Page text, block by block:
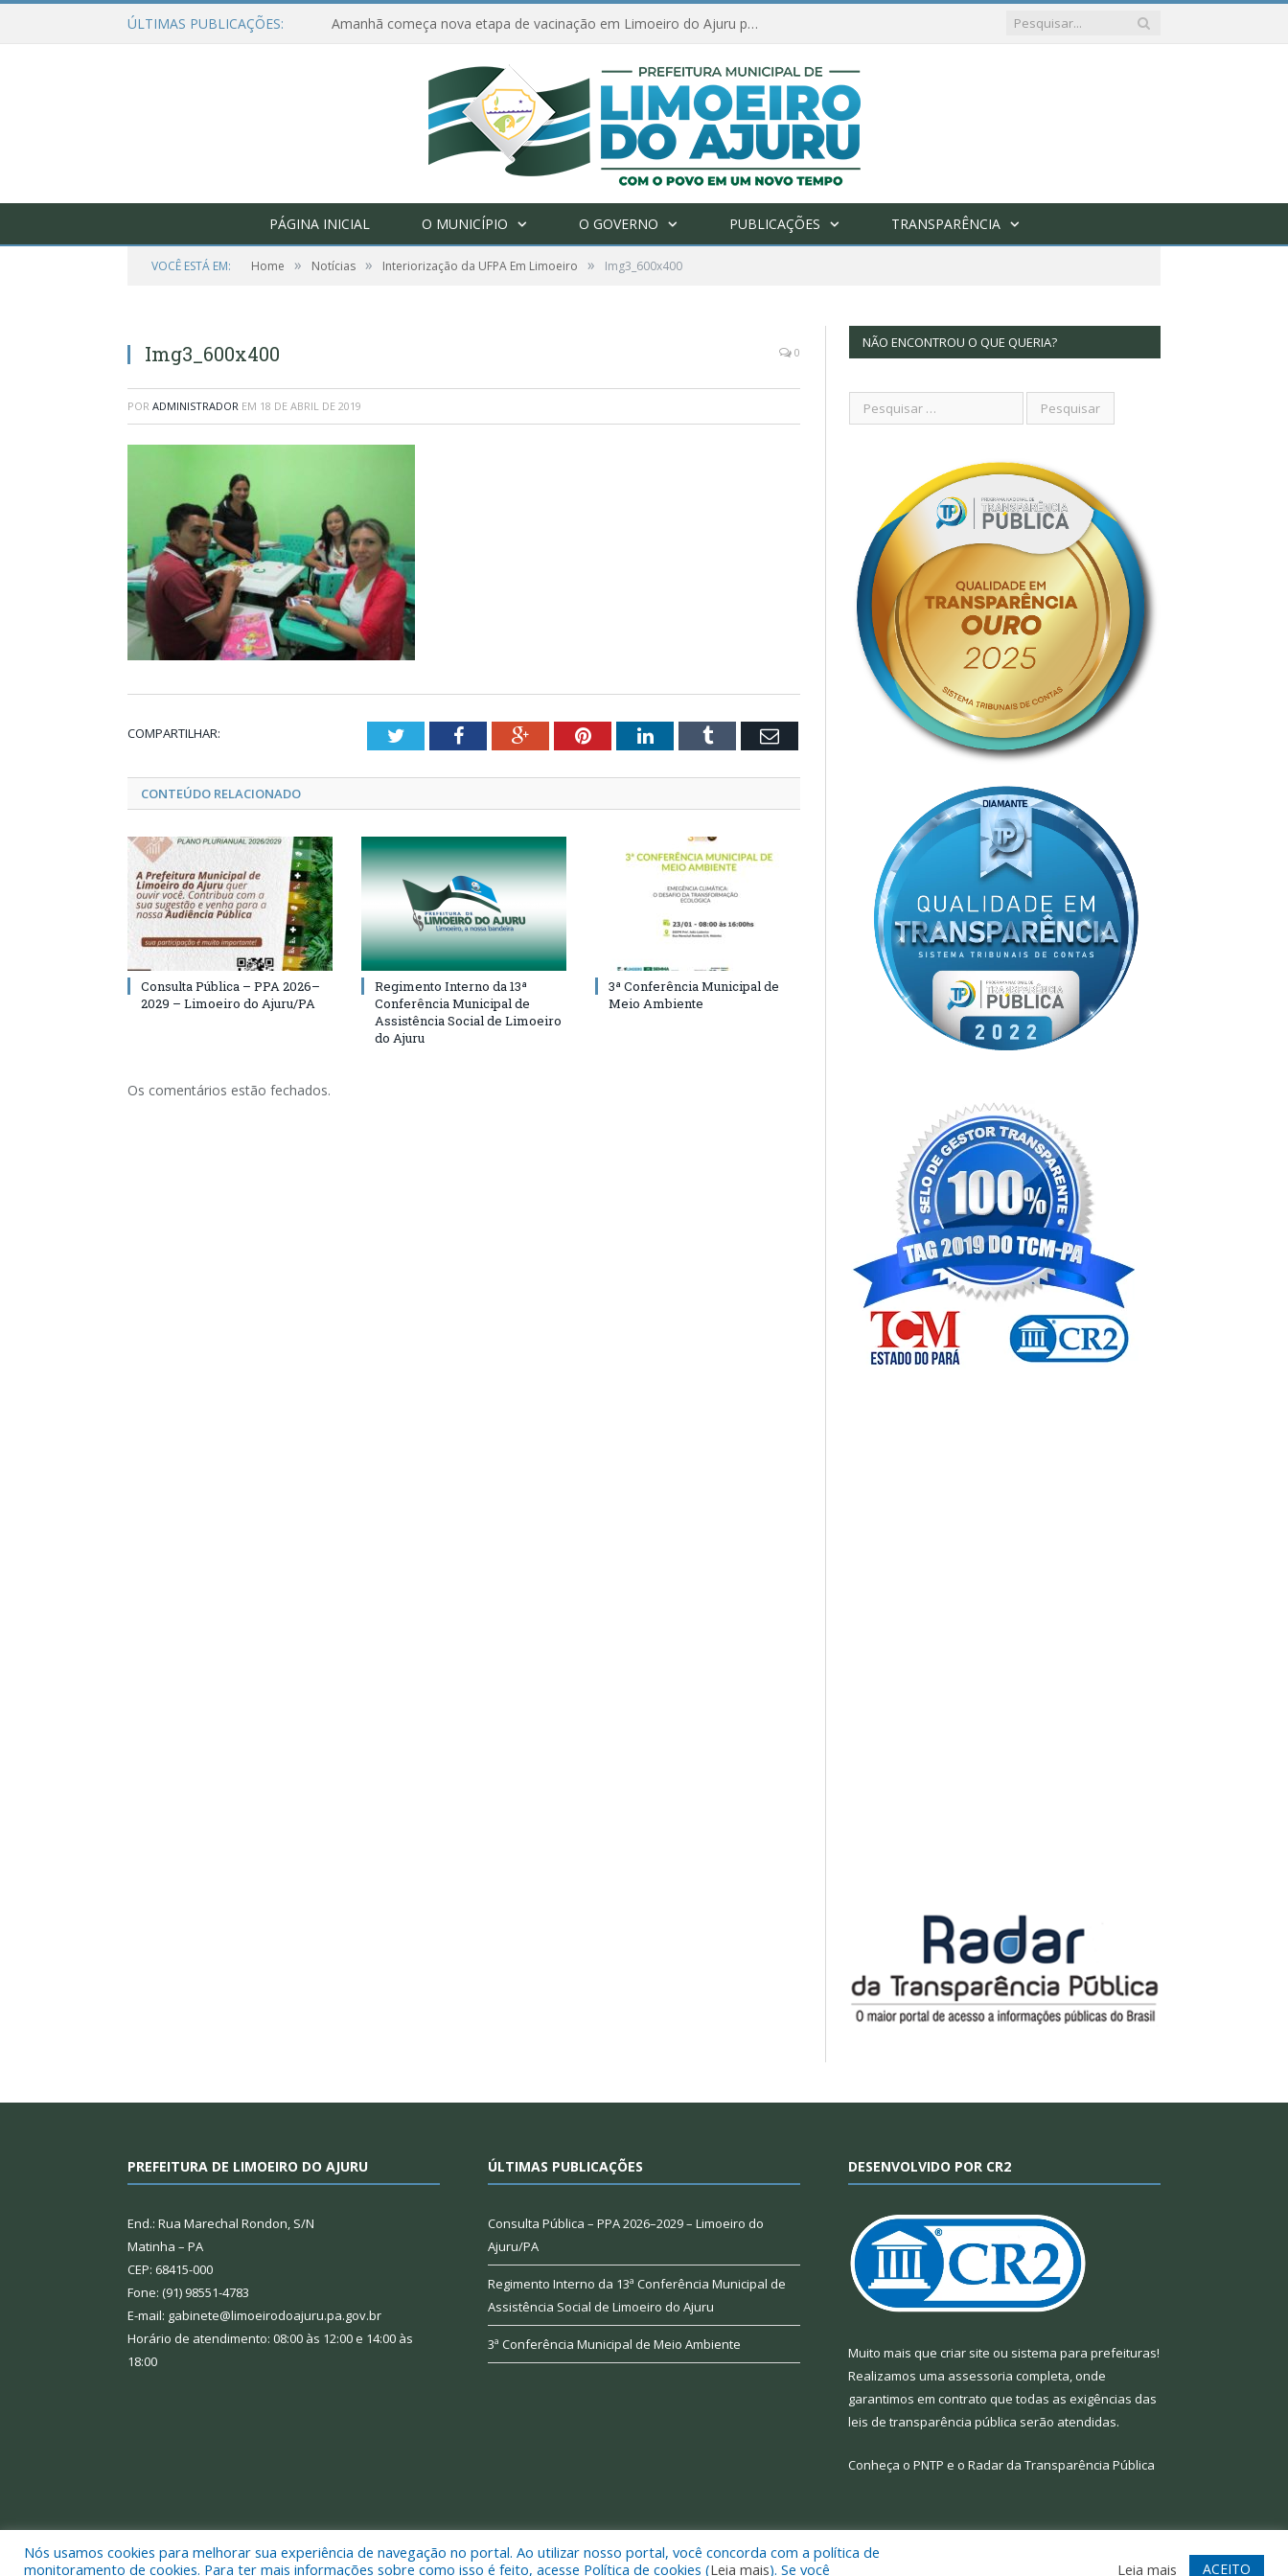
ÚLTIMAS PUBLICAÇÕES: Amanhã começa nova etapa de vacinação em Limoeiro do Ajuru para idosos com 65 ou mais
PÁGINA INICIAL O MUNICÍPIO O GOVERNO PUBLICAÇÕES TRANSPARÊNCIA
VOCÊ ESTÁ EM: Home » Notícias » Interiorização da UFPA Em Limoeiro » Img3_600x400
Img3_600x400 0
POR ADMINISTRADOR EM 18 DE ABRIL DE 2019
COMPARTILHAR: TwitterFacebookGoogle+PinterestLinkedInTumblr Email
CONTEÚDO RELACIONADO
Consulta Pública – PPA 2026–
2029 – Limoeiro do Ajuru/PA
Regimento Interno da 13ª
Conferência Municipal de
Assistência Social de Limoeiro
do Ajuru
3ª Conferência Municipal de
Meio Ambiente
Os comentários estão fechados.
NÃO ENCONTROU O QUE QUERIA?
PREFEITURA DE LIMOEIRO DO AJURU
End.: Rua Marechal Rondon, S/N
Matinha – PA
CEP: 68415-000
Fone: (91) 98551-4783
E-mail: gabinete@limoeirodoajuru.pa.gov.br
Horário de atendimento: 08:00 às 12:00 e 14:00 às
18:00
ÚLTIMAS PUBLICAÇÕES
Consulta Pública – PPA 2026–2029 – Limoeiro do
Ajuru/PA
Regimento Interno da 13ª Conferência Municipal de
Assistência Social de Limoeiro do Ajuru
3ª Conferência Municipal de Meio Ambiente
DESENVOLVIDO POR CR2
Muito mais que criar site ou sistema para prefeituras!
Realizamos uma assessoria completa, onde
garantimos em contrato que todas as exigências das
leis de transparência pública serão atendidas.
Conheça o PNTP e o Radar da Transparência Pública
Todos os direitos reservados a Prefeitura Municipal de Limoeiro do Ajuru. Mapa do Site Acessar Webmail
Nós usamos cookies para melhorar sua experiência de navegação no portal. Ao utilizar nosso portal, você concorda com a política de
monitoramento de cookies. Para ter mais informações sobre como isso é feito, acesse Política de cookies (Leia mais). Se você Leia mais ACEITO